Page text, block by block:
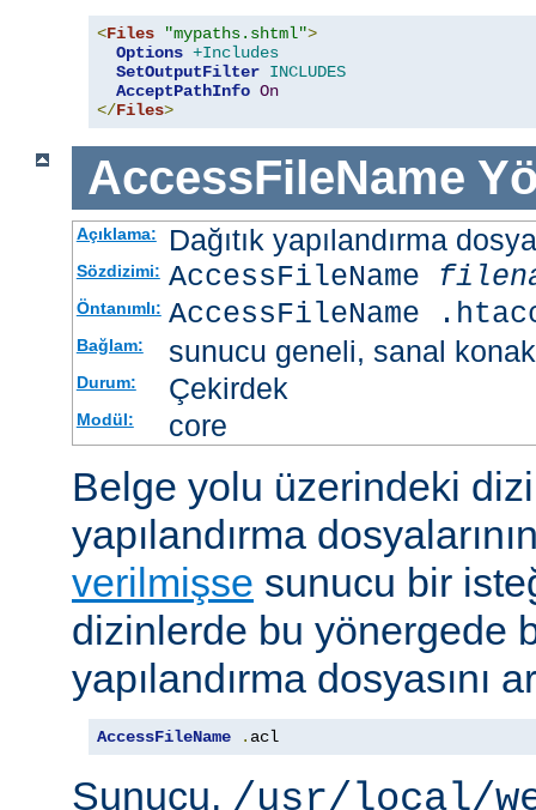
<Files "mypaths.shtml">
Options +Includes
SetOutputFilter INCLUDES
AcceptPathInfo On
</Files>
AccessFileName
Açıklama: Dağıtık yapılandırma
Sözdizimi: AccessFileName
Öntanımlı: AccessFileName
Bağlam: sunucu geneli, sanal konak
Durum: Çekirdek
Modül: core
Belge yolu üzerindeki
yapılandırma
verilmişse sunucu bir
dizinlerde bu yönergede
yapılandırma dosyasını
AccessFileName . acl
Sunucu, /usr/local/